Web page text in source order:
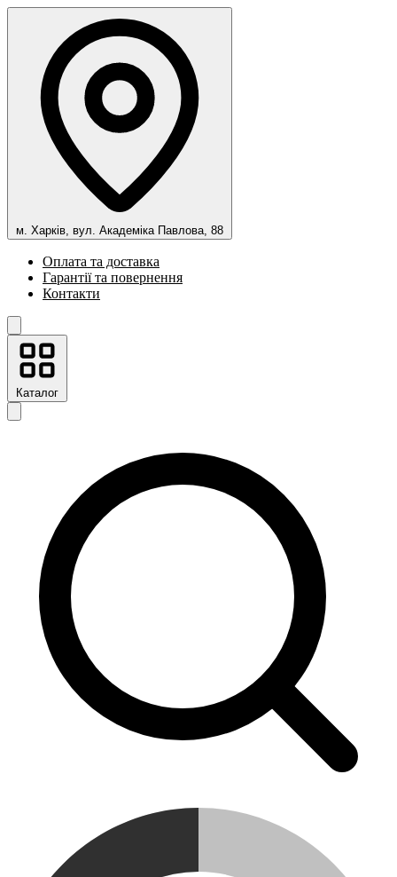
м. Харків, вул. Академіка Павлова, 88
Оплата та доставка
Гарантії та повернення
Контакти
Каталог